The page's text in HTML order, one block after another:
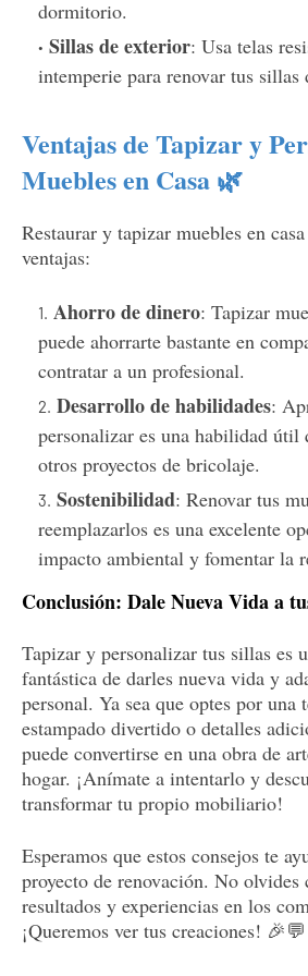
dormitorio.
Sillas de exterior: Usa telas
intemperie para renovar tus sillas
Ventajas de Tapizar y
Muebles en Casa 🌿
Restaurar y tapizar muebles en
ventajas:
Ahorro de dinero: Tapizar
puede ahorrarte bastante en
contratar a un profesional.
Desarrollo de habilidades:
personalizar es una habilidad útil
otros proyectos de bricolaje.
Sostenibilidad: Renovar tus
reemplazarlos es una excelente
impacto ambiental y fomentar la
Conclusión: Dale Nueva Vida a
Tapizar y personalizar tus sillas es
fantástica de darles nueva vida y
personal. Ya sea que optes por una
estampado divertido o detalles
puede convertirse en una obra de
hogar. ¡Anímate a intentarlo y
transformar tu propio mobiliario!
Esperamos que estos consejos te
proyecto de renovación. No olvides
resultados y experiencias en los
¡Queremos ver tus creaciones! 🎉💬